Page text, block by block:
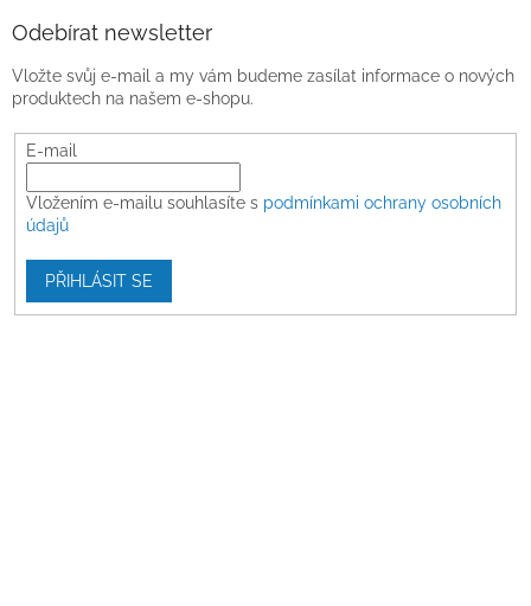
Odebírat newsletter
Vložte svůj e-mail a my vám budeme zasílat informace o nových
produktech na našem e-shopu.
E-mail
Vložením e-mailu souhlasíte s podmínkami ochrany osobních
údajů
PŘIHLÁSIT SE